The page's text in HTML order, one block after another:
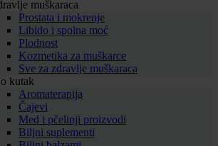
muškaraca
Prostata i mokrenje
Libido i spolna moć
Plodnost
Kozmetika za muškarce
Sve za zdravlje muškaraca
kutak
Aromaterapija
Čajevi
Med i pčelinji proizvodi
Biljni suplementi